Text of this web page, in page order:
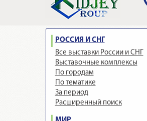
РОССИЯ И СНГ
Все выставки России и СНГ
Выставочные комплексы
По городам
По тематике
За период
Расширенный поиск